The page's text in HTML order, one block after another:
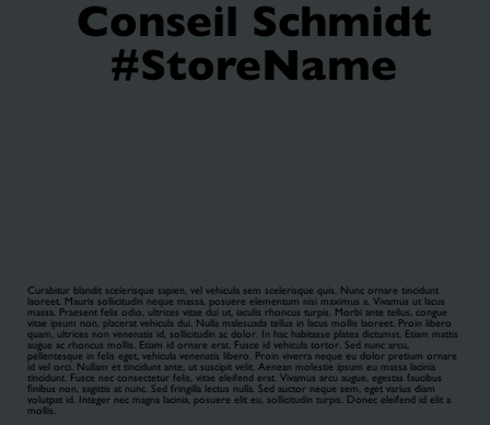
Conseil Schmidt
#StoreName
Curabitur blandit scelerisque sapien, vel vehicula sem scelerisque quis. Nunc ornare tincidunt
laoreet. Mauris sollicitudin neque massa, posuere elementum nisi maximus a. Vivamus ut lacus
massa. Praesent felis odio, ultrices vitae dui ut, iaculis rhoncus turpis. Morbi ante tellus, congue
vitae ipsum non, placerat vehicula dui. Nulla malesuada tellus in lacus mollis laoreet. Proin libero
quam, ultrices non venenatis id, sollicitudin ac dolor. In hac habitasse platea dictumst. Etiam mattis
augue ac rhoncus mollis. Etiam id ornare erat. Fusce id vehicula tortor. Sed nunc arcu,
pellentesque in felis eget, vehicula venenatis libero. Proin viverra neque eu dolor pretium ornare
id vel orci. Nullam et tincidunt ante, ut suscipit velit. Aenean molestie ipsum eu massa lacinia
tincidunt. Fusce nec consectetur felis, vitae eleifend erat. Vivamus arcu augue, egestas faucibus
finibus non, sagittis at nunc. Sed fringilla lectus nulla. Sed auctor neque sem, eget varius diam
volutpat id. Integer nec magna lacinia, posuere elit eu, sollicitudin turpis. Donec eleifend id elit a
mollis.